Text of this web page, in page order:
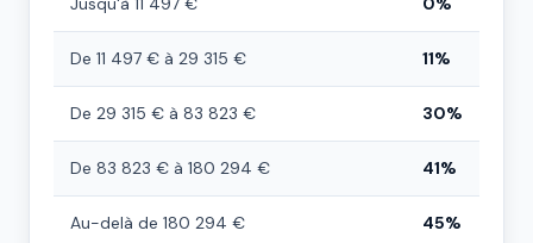
De 11 497 € à 29 315 € 11%
De 29 315 € à 83 823 € 30%
De 83 823 € à 180 294 € 41%
Au-delà de 180 294 € 45%